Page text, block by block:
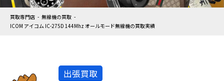
買取専門店
無線機の買取
ICOM アイコム IC-275D 144Mhz オールモード無線機の買取実績
出張買取